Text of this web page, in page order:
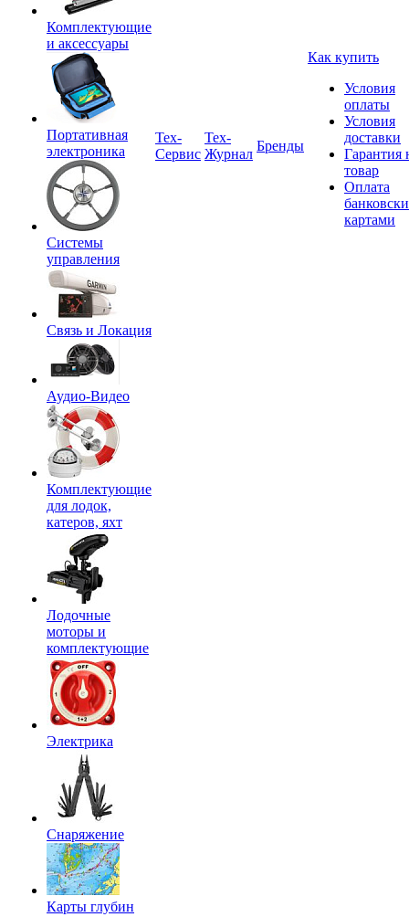
Комплектующие
и аксессуары
Портативная
электроника
Системы
управления
Связь и Локация
Аудио-Видео
Комплектующие
для лодок,
катеров, яхт
Лодочные
моторы и
комплектующие
Электрика
Снаряжение
Карты глубин
Tex-
Сервис
Тех-
Журнал
Бренды
Как купить
Условия
оплаты
Условия
доставки
Гарантия
товар
Оплата
картами